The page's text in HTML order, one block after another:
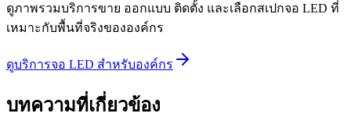
ดูภาพรวมบริการขาย ออกแบบ ติดตั้ง และเลือกสเปกจอ LED ที่
เหมาะกับพื้นที่จริงขององค์กร
ดูบริการจอ LED สำหรับองค์กร
บทความที่เกี่ยวข้อง